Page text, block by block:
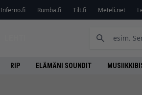
Inferno.fi Rumba.fi Tilt.fi Meteli.net
RIP ELÄMÄNI SOUNDIT